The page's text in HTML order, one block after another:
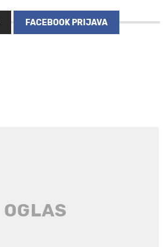
FACEBOOK PRIJAVA